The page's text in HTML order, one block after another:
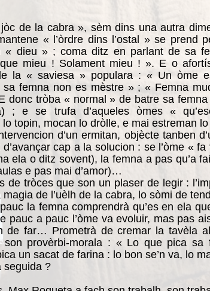
de la cabra », sèm dins una autra
« l’òrdre dins l’ostal » se prend
« dieu » ; coma ditz en parlant de sa
mieu ! Solament mieu ! ». E o
la « saviesa » populara : « Un òme
sa femna non es mèstre » ; « Femna
donc tròba « normal » de batre sa
; e se trufa d’aqueles òmes «
lo topin, mocan lo dròlle, e mai estreman
d’un ermitan, objècte tanben
cap a la solucion : se l’òme «
ela o ditz sovent), la femna a pas qu’a
e pas mai d’amor)…
de tròces que son un plaser de legir :
magia de l’uèlh de la cabra, lo sòmi de
la femna comprendrà qu’es en ela
pauc a pauc l’òme va evoluir, mas pas
de far… Prometrà de cremar la tavèla al
son provèrbi-morala : « Lo que pica sa
un sacat de farina : lo bon se’n va, lo
seguida ?